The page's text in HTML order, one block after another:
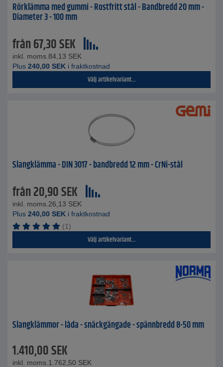
Rörklämma med gummi - Rostfritt stål - Bandbredd 20 mm -
Diameter 3 - 100 mm
från67,30SEK
inkl. moms. 84,13 SEK
Plus 240,00 SEK i fraktkostnad
Välj artikelvariant...
Slangklämma - DIN 3017 - bandbredd 12 mm - CrNi-stål
från20,90SEK
inkl. moms. 26,13 SEK
Plus 240,00 SEK i fraktkostnad
(1)
Välj artikelvariant...
Slangklämmor - låda - snäckgängade - spännbredd 8-50 mm
1.410,00SEK
inkl. moms. 1.762,50 SEK